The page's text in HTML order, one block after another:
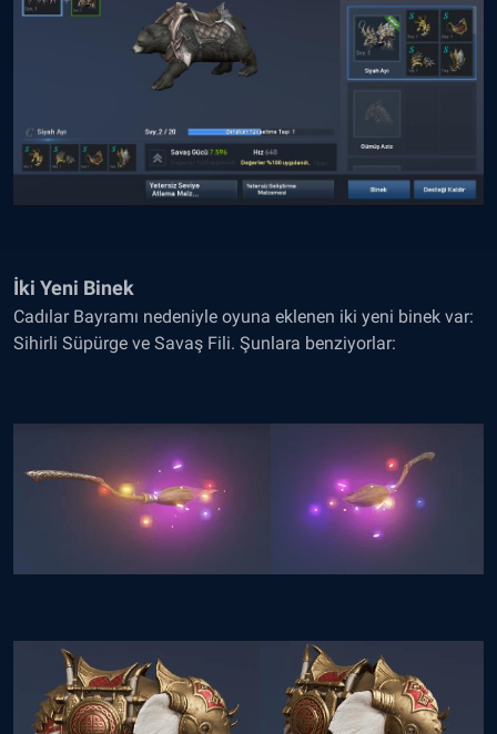
İki Yeni Binek
Cadılar Bayramı nedeniyle oyuna eklenen iki yeni binek var:
Sihirli Süpürge ve Savaş Fili. Şunlara benziyorlar: